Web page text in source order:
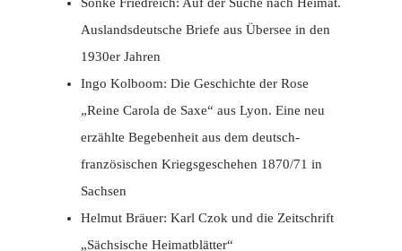
Auslandsdeutsche Briefe aus Übersee in den
1930er Jahren
Ingo Kolboom: Die Geschichte der Rose
„Reine Carola de Saxe“ aus Lyon. Eine neu
erzählte Begebenheit aus dem deutsch-
französischen Kriegsgeschehen 1870/71 in
Sachsen
Helmut Bräuer: Karl Czok und die Zeitschrift
„Sächsische Heimatblätter“